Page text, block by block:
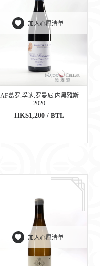
加入心愿清单
AF葛罗.孚讷.罗曼尼.内黑雅斯
2020
HK$1,200 / BTL
加入心愿清单